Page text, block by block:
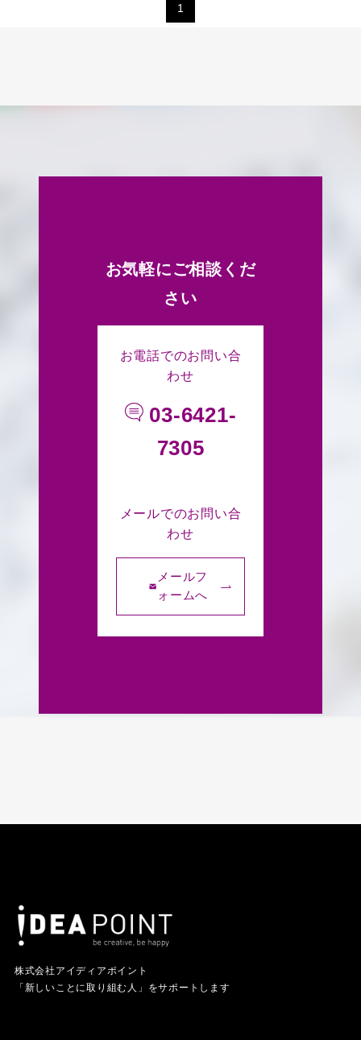
1
お気軽にご相談くだ
さい
お電話でのお問い合
わせ
03-6421-
7305
メールでのお問い合
わせ
メールフ
ォームへ
株式会社アイディアポイント
「新しいことに取り組む人」をサポートします